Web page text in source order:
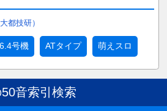
都技研）
号機 ATタイプ 萌えスロ
音索引検索